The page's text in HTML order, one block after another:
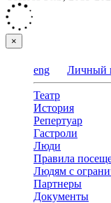
×
eng Личный
Театр
История
Репертуар
Гастроли
Люди
Правила
Людям с
Партнеры
Документы